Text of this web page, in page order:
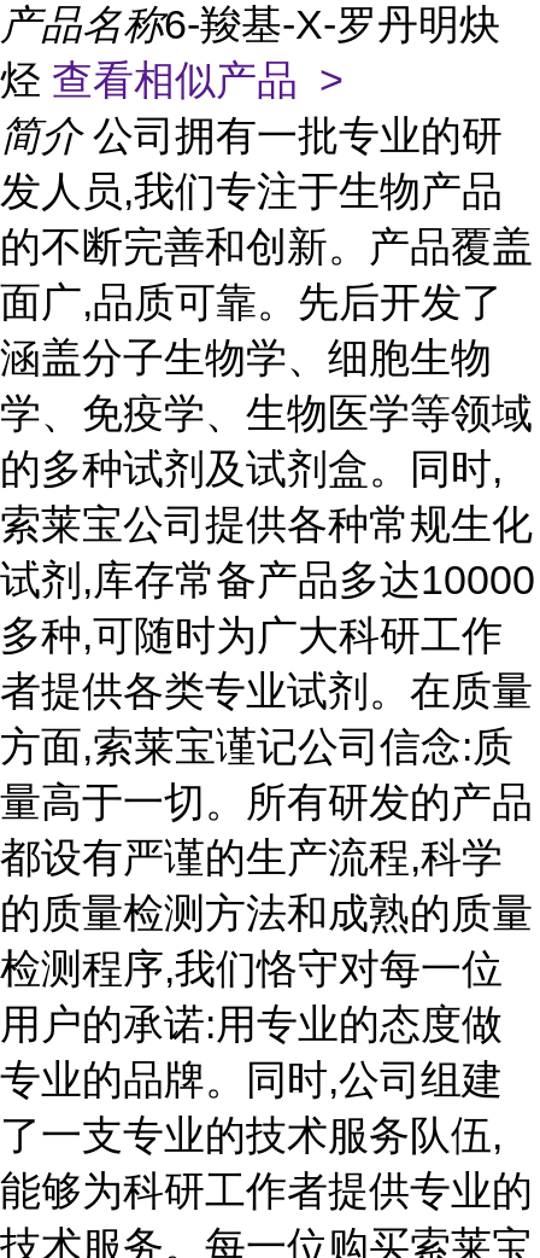
产品名称6-羧基-X-罗丹明炔
烃 查看相似产品 >
简介 公司拥有一批专业的研
发人员,我们专注于生物产品
的不断完善和创新。产品覆盖
面广,品质可靠。先后开发了
涵盖分子生物学、细胞生物
学、免疫学、生物医学等领域
的多种试剂及试剂盒。同时,
索莱宝公司提供各种常规生化
试剂,库存常备产品多达10000
多种,可随时为广大科研工作
者提供各类专业试剂。在质量
方面,索莱宝谨记公司信念:质
量高于一切。所有研发的产品
都设有严谨的生产流程,科学
的质量检测方法和成熟的质量
检测程序,我们恪守对每一位
用户的承诺:用专业的态度做
专业的品牌。同时,公司组建
了一支专业的技术服务队伍,
能够为科研工作者提供专业的
技术服务。每一位购买索莱宝